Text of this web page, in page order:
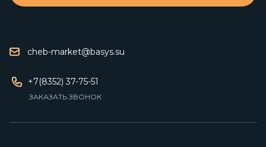
cheb-market@basys.su
+7(8352) 37-75-51
ЗАКАЗАТЬ ЗВОНОК